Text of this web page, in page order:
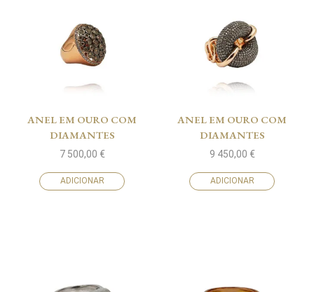
ANEL EM OURO COM
DIAMANTES
7 500,00 €
ADICIONAR
ANEL EM OURO COM
DIAMANTES
9 450,00 €
ADICIONAR